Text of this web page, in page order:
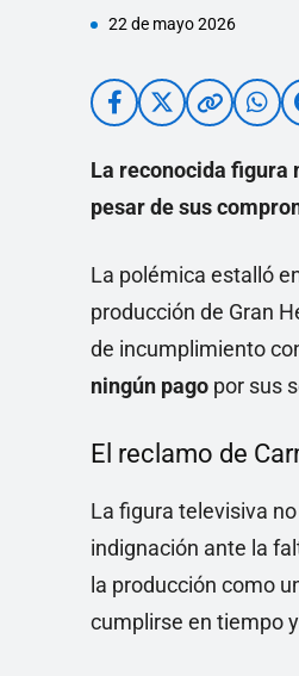
22 de mayo 2026
La reconocida figura
pesar de sus
La polémica estalló
producción de Gran
de incumplimiento
ningún pago por sus
El reclamo de
La figura televisiva
indignación ante la
la producción como
cumplirse en tiempo